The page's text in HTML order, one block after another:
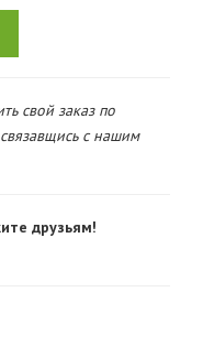
свой заказ по
с нашим
друзьям!